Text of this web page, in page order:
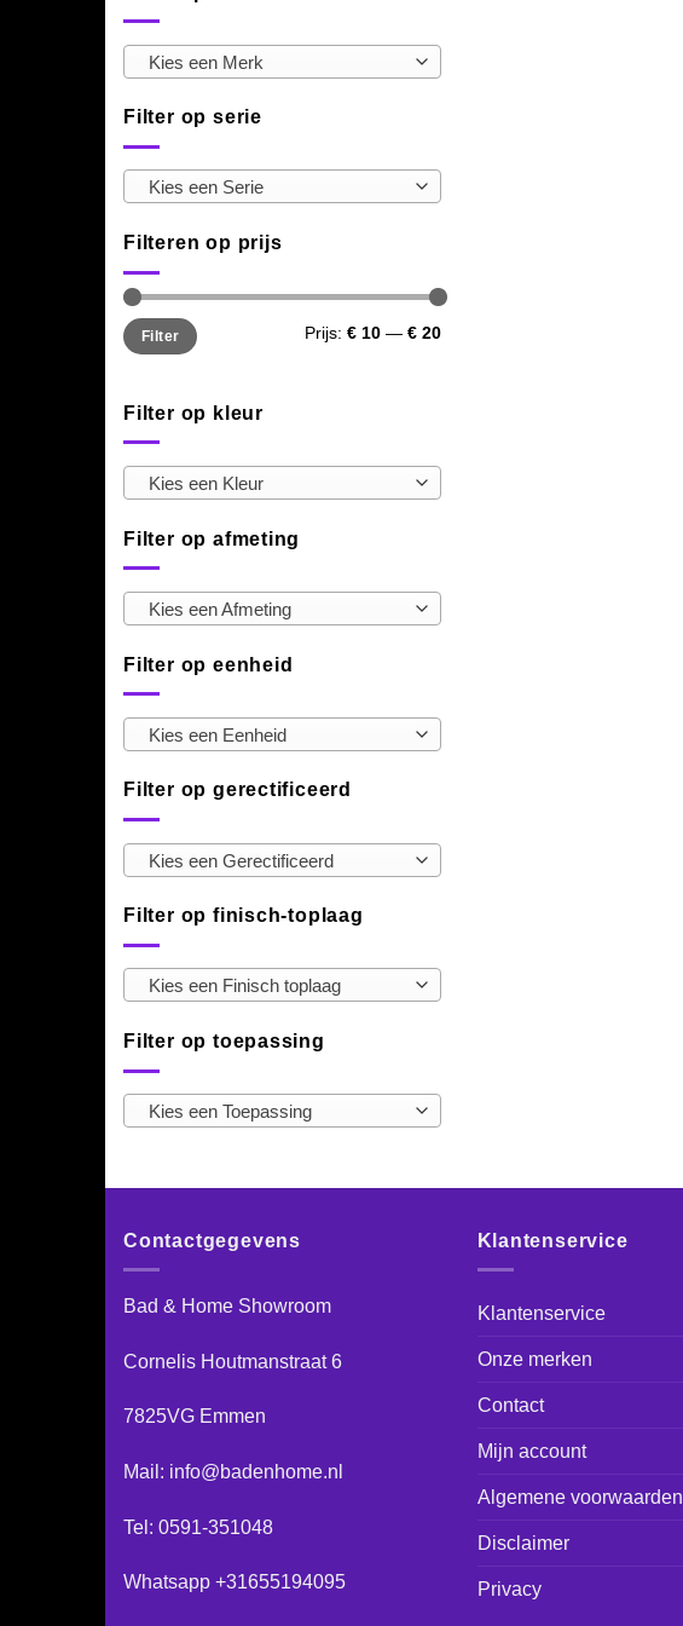
Kies een Merk
Filter op serie
Kies een Serie
Filteren op prijs
Min.
prijs
Max.
prijsFilter Prijs: € 10— € 20
Filter op kleur
Kies een Kleur
Filter op afmeting
Kies een Afmeting
Filter op eenheid
Kies een Eenheid
Filter op gerectificeerd
Kies een Gerectificeerd
Filter op finisch-toplaag
Kies een Finisch toplaag
Filter op toepassing
Kies een Toepassing
Contactgegevens
Bad & Home Showroom
Cornelis Houtmanstraat 6
7825VG Emmen
Mail: info@badenhome.nl
Tel: 0591-351048
Whatsapp +31655194095
Klantenservice
Klantenservice
Onze merken
Contact
Mijn account
Algemene voorwaarden
Disclaimer
Privacy